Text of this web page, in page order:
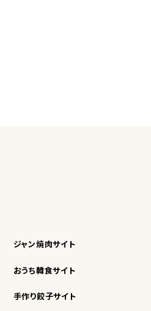
ジャン焼肉サイト
おうち韓食サイト
手作り餃子サイト